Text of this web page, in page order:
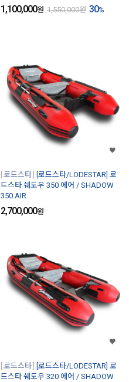
1,100,000원 1,550,000원 30%
로드스타
[로드스타/LODESTAR] 로
드스타 쉐도우 350 에어 / SHADOW
350 AIR
2,700,000원
로드스타
[로드스타/LODESTAR] 로
드스타 쉐도우 320 에어 / SHADOW